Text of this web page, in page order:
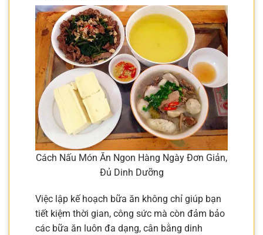
Cách Nấu Món Ăn Ngon Hàng Ngày Đơn Giản,
Đủ Dinh Dưỡng
Việc lập kế hoạch bữa ăn không chỉ giúp bạn
tiết kiệm thời gian, công sức mà còn đảm bảo
các bữa ăn luôn đa dạng, cân bằng dinh